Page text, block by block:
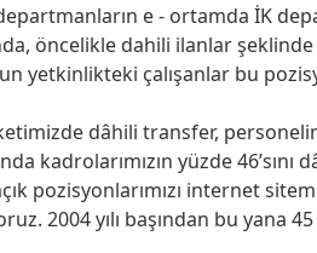
e - ortamda İK
öncelikle dahili ilanlar şeklinde
yetkinlikteki çalışanlar bu
dâhili transfer,
kadrolarımızın yüzde
pozisyonlarımızı internet
2004 yılı başından bu yana